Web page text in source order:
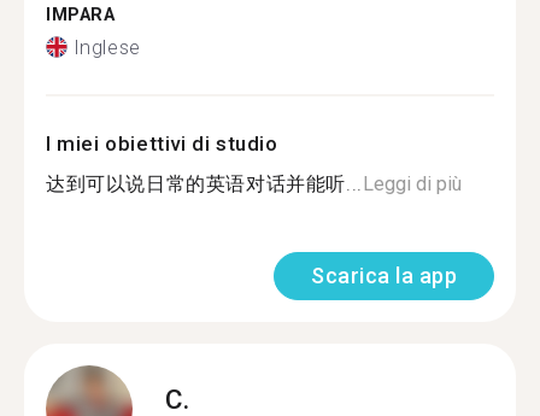
IMPARA
Inglese
I miei obiettivi di studio
达到可以说日常的英语对话并能听... Leggi di più
Scarica la app
C.